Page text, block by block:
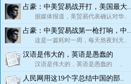
占豪：中美贸易战开打，美国最大..
据媒体报道，美贸易代表确认对华..
占豪：中美贸易战第一枪打响，中..
这是一篇耗时一周，每天熬夜到天..
汉语是伟大的，英语是愚蠢的
汉语是伟大的，英语是愚蠢的 ..
人民网用这19个字总结中国的部..